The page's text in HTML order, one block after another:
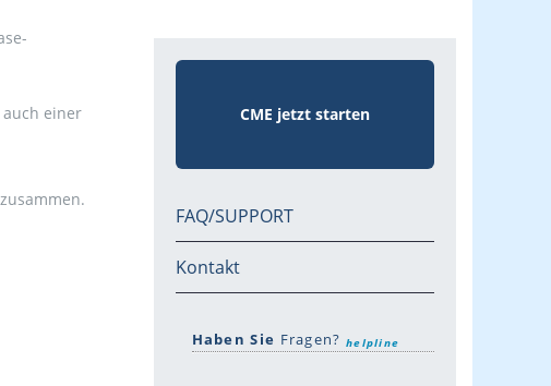
einer
CME jetzt starten
FAQ/SUPPORT
Kontakt
Haben Sie Fragen? helpline